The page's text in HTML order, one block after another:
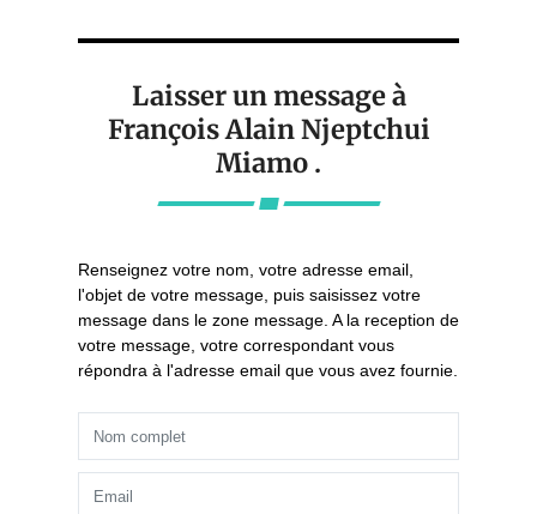
Laisser un message à
François Alain Njeptchui
Miamo .
Renseignez votre nom, votre adresse email,
l'objet de votre message, puis saisissez votre
message dans le zone message. A la reception de
votre message, votre correspondant vous
répondra à l'adresse email que vous avez fournie.